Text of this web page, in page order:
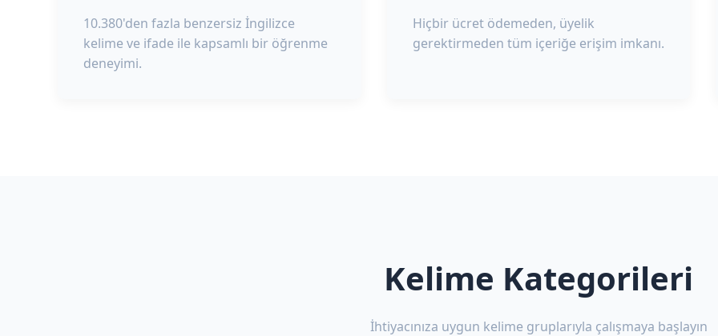
10.380'den fazla benzersiz İngilizce
kelime ve ifade ile kapsamlı bir öğrenme
deneyimi.
Hiçbir ücret ödemeden, üyelik
gerektirmeden tüm içeriğe erişim imkanı.
Kelime Kategorileri
İhtiyacınıza uygun kelime gruplarıyla çalışmaya başlayın